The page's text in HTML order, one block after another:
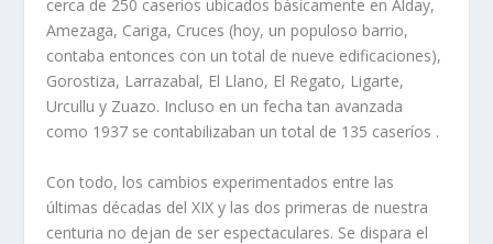
cerca de 250 caserí­os ubicados básicamente en Alday,
Amezaga, Cariga, Cruces (hoy, un populoso barrio,
contaba entonces con un total de nueve edificaciones),
Gorostiza, Larrazabal, El Llano, El Regato, Ligarte,
Urcullu y Zuazo. Incluso en un fecha tan avanzada
como 1937 se contabilizaban un total de 135 caserí­os .
Con todo, los cambios experimentados entre las
últimas décadas del XIX y las dos primeras de nuestra
centuria no dejan de ser espectaculares. Se dispara el